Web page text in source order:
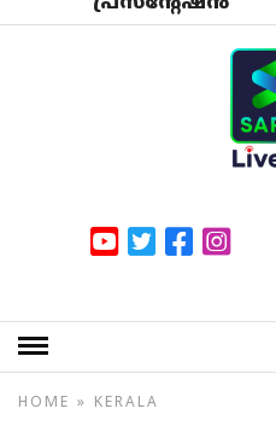
HOME » KERALA